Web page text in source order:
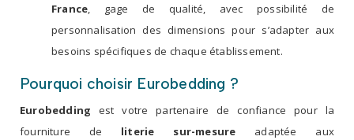
France, gage de qualité, avec possibilité de
personnalisation des dimensions pour s’adapter aux
besoins spécifiques de chaque établissement.
Pourquoi choisir Eurobedding ?
Eurobedding est votre partenaire de confiance pour la
fourniture de literie sur-mesure adaptée aux